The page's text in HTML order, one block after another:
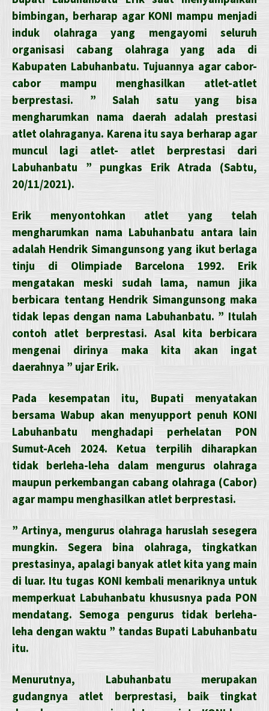
bimbingan, berharap agar KONI mampu menjadi
induk olahraga yang mengayomi seluruh
organisasi cabang olahraga yang ada di
Kabupaten Labuhanbatu. Tujuannya agar cabor-
cabor mampu menghasilkan atlet-atlet
berprestasi. ” Salah satu yang bisa
mengharumkan nama daerah adalah prestasi
atlet olahraganya. Karena itu saya berharap agar
muncul lagi atlet- atlet berprestasi dari
Labuhanbatu ” pungkas Erik Atrada (Sabtu,
20/11/2021).
Erik menyontohkan atlet yang telah
mengharumkan nama Labuhanbatu antara lain
adalah Hendrik Simangunsong yang ikut berlaga
tinju di Olimpiade Barcelona 1992. Erik
mengatakan meski sudah lama, namun jika
berbicara tentang Hendrik Simangunsong maka
tidak lepas dengan nama Labuhanbatu. ” Itulah
contoh atlet berprestasi. Asal kita berbicara
mengenai dirinya maka kita akan ingat
daerahnya ” ujar Erik.
Pada kesempatan itu, Bupati menyatakan
bersama Wabup akan menyupport penuh KONI
Labuhanbatu menghadapi perhelatan PON
Sumut-Aceh 2024. Ketua terpilih diharapkan
tidak berleha-leha dalam mengurus olahraga
maupun perkembangan cabang olahraga (Cabor)
agar mampu menghasilkan atlet berprestasi.
” Artinya, mengurus olahraga haruslah sesegera
mungkin. Segera bina olahraga, tingkatkan
prestasinya, apalagi banyak atlet kita yang main
di luar. Itu tugas KONI kembali menariknya untuk
memperkuat Labuhanbatu khususnya pada PON
mendatang. Semoga pengurus tidak berleha-
leha dengan waktu ” tandas Bupati Labuhanbatu
itu.
Menurutnya, Labuhanbatu merupakan
gudangnya atlet berprestasi, baik tingkat